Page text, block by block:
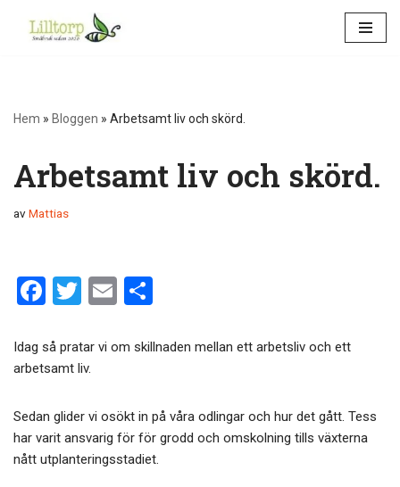
Hem » Bloggen » Arbetsamt liv och skörd.
Arbetsamt liv och skörd.
avMattias
F
ce
b
o
o
k
T
tt
er
E
ail a
Idag så pratar vi om skillnaden mellan ett arbetsliv och ett
arbetsamt liv.
Sedan glider vi osökt in på våra odlingar och hur det gått. Tess
har varit ansvarig för för grodd och omskolning tills växterna
nått utplanteringsstadiet.